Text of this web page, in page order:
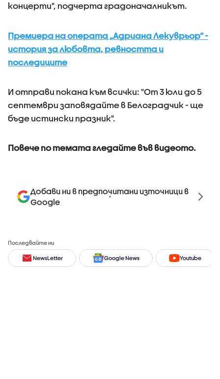
концерти", подчерта градоначалникът.
Премиера на операта „Адриана Лекуврьор“ -
история за любовта, ревността и
последиците
И отправи покана към всички: "От 3 юли до 5
септември заповядайте в Белоградчик - ще
бъде истински празник".
Повече по темата гледайте във видеото.
Добави ни в предпочитани източници в
Google
Последвайте ни
NewsLetter Google News Youtube